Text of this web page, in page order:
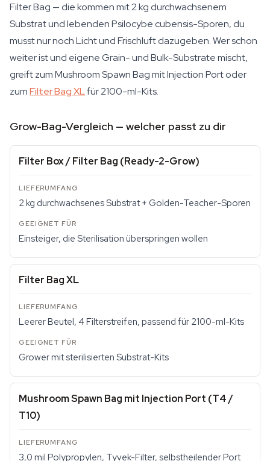
Filter Bag — die kommen mit 2 kg durchwachsenem
Substrat und lebendenPsilocybe cubensis-Sporen, du
musst nur noch Licht und Frischluft dazugeben. Wer schon
weiter ist und eigene Grain- und Bulk-Substrate mischt,
greift zum Mushroom Spawn Bag mit Injection Port oder
zumFilter Bag XLfür 2100-ml-Kits.
Grow-Bag-Vergleich — welcher passt zu dir
Filter Box / Filter Bag (Ready-2-Grow)
2 kg durchwachsenes Substrat + Golden-Teacher-Sporen
Einsteiger, die Sterilisation überspringen wollen
Filter Bag XL
Leerer Beutel, 4 Filterstreifen, passend für 2100-ml-Kits
Grower mit sterilisierten Substrat-Kits
Mushroom Spawn Bag mit Injection Port (T4 /
T10)
3,0 mil Polypropylen, Tyvek-Filter, selbstheilender Port